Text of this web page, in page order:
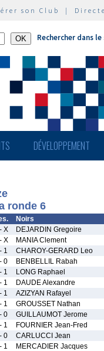
son Club |
Rechercher dans
DÉVELOPPEMENT
ronde 6
Noirs
X DEJARDIN Gregoire
X MANIA Clement
1 CHAROY-GERARD Leo
0 BENBELLIL Rabah
1 LONG Raphael
1 DAUDE Alexandre
1 AZIZYAN Rafayel
1 GROUSSET Nathan
0 GUILLAUMOT Jerome
1 FOURNIER Jean-Fred
0 CARLUCCI Jean
1 MERCADIER Jacques